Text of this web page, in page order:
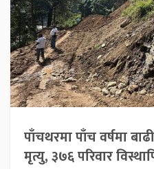
पाँचथरमा पाँच वर्षमा
मृत्यु, ३७६ परिवार